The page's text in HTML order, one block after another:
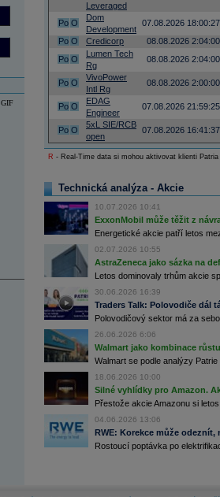
Leveraged
Po O
Dom
Development
07.08.2026 18:00:27
Po O Credicorp
08.08.2026 2:04:00
Po O
Lumen Tech
Rg
08.08.2026 2:04:00
Po O
VivoPower
Intl Rg
08.08.2026 2:00:00
Po O
EDAG
Engineer
07.08.2026 21:59:25
Po O
5xL SIE/RCB
open
07.08.2026 16:41:37
R - Real-Time data si mohou aktivovat klienti
Technická analýza - Akcie
10.07.2026 10:41
ExxonMobil může těžit z
Energetické akcie patří letos
02.07.2026 10:55
AstraZeneca jako sázka na
Letos dominovaly trhům akcie
30.06.2026 16:39
Traders Talk: Polovodiče dál
Polovodičový sektor má za
26.06.2026 6:06
Walmart jako kombinace
Walmart se podle analýzy
18.06.2026 10:00
Silné vyhlídky pro Amazon.
Přestože akcie Amazonu si
04.06.2026 13:06
RWE: Korekce může
Rostoucí poptávka po